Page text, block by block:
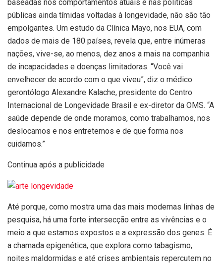
baseadas nos comportamentos atuais e nas políticas
públicas ainda tímidas voltadas à longevidade, não são tão
empolgantes. Um estudo da Clínica Mayo, nos EUA, com
dados de mais de 180 países, revela que, entre inúmeras
nações, vive-se, ao menos, dez anos a mais na companhia
de incapacidades e doenças limitadoras. “Você vai
envelhecer de acordo com o que viveu”, diz o médico
gerontólogo Alexandre Kalache, presidente do Centro
Internacional de Longevidade Brasil e ex-diretor da OMS. “A
saúde depende de onde moramos, como trabalhamos, nos
deslocamos e nos entretemos e de que forma nos
cuidamos.”
Continua após a publicidade
Até porque, como mostra uma das mais modernas linhas de
pesquisa, há uma forte intersecção entre as vivências e o
meio a que estamos expostos e a expressão dos genes. É
a chamada epigenética, que explora como tabagismo,
noites maldormidas e até crises ambientais repercutem no